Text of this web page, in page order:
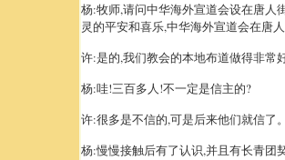
杨:牧师,请问中华海外宣道会设在唐人
灵的平安和喜乐,中华海外宣道会在唐
许:是的,我们教会的本地布道做得非常
杨:哇!三百多人!不一定是信主的?
许:很多是不信的,可是后来他们就信了
杨:慢慢接触后有了认识,并且有长青团